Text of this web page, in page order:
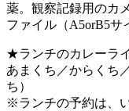
薬。観察記録用のカ
ファイル（A5orB5サ
★ランチのカレーラ
あまくち／からくち
ち）
※ランチの予約は、